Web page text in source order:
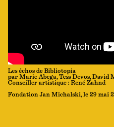
Les échos de Bibliotopia
par Marie Abega, Tess Devos, David
Conseiller artistique : René Zahnd
Fondation Jan Michalski, le 29 mai